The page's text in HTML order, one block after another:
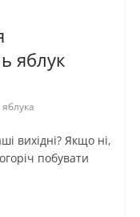
яблук
яблука
вихідні? Якщо ні,
побувати